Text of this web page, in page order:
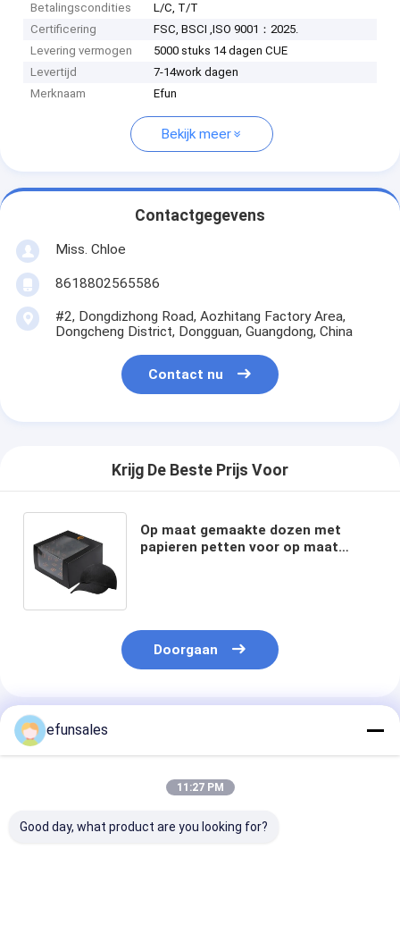
Betalingscondities
L/C, T/T
Certificering
FSC, BSCI ,ISO 9001：2025.
Levering vermogen
5000 stuks 14 dagen CUE
Levertijd
7-14work dagen
Merknaam
Efun
Bekijk meer
Contactgegevens
Miss. Chloe
8618802565586
#2, Dongdizhong Road, Aozhitang Factory Area,
Dongcheng District, Dongguan, Guangdong, China
Contact nu
Krijg De Beste Prijs Voor
Op maat gemaakte dozen met
papieren petten voor op maat
Doorgaan
Geadviseerde Producten
efunsales
11:27 PM
Good day, what product are you looking for?